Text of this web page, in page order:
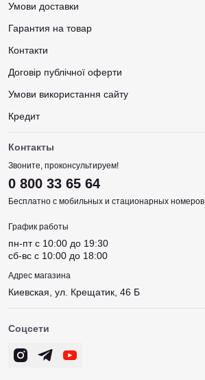
Умови доставки
Гарантия на товар
Контакти
Договір публічної оферти
Умови використання сайту
Кредит
Контакты
Звоните, проконсультируем!
0 800 33 65 64
Бесплатно с мобильных и стационарных номеров
График работы
пн-пт c 10:00 до 19:30
сб-вс c 10:00 до 18:00
Адрес магазина
Киевская, ул. Крещатик, 46 Б
Соцсети